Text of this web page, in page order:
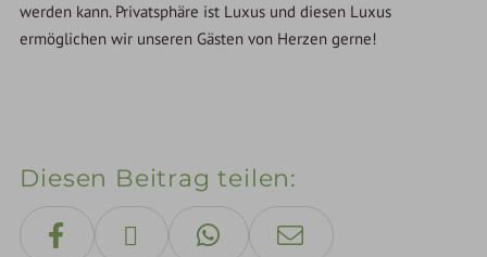
werden kann. Privatsphäre ist Luxus und diesen Luxus
ermöglichen wir unseren Gästen von Herzen gerne!
Diesen Beitrag teilen